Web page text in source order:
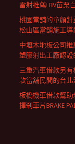
雷射推薦LBV苗栗
桃園當舖的童顏
松山區當舖施工導
中壢木地板公司
塑膠射出工廠認證
三重汽車借款另
款當舖民間的台北
板橋機車借款幫
擇剎車片BRAKE